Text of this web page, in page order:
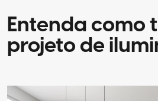
Entenda como
projeto de